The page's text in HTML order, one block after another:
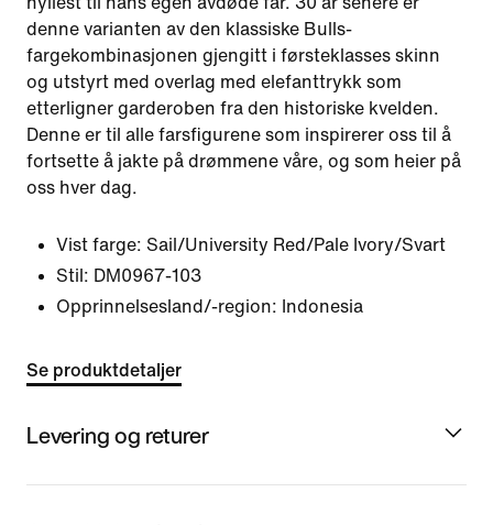
denne varianten av den klassiske Bulls-
fargekombinasjonen gjengitt i førsteklasses skinn
og utstyrt med overlag med elefanttrykk som
etterligner garderoben fra den historiske kvelden.
Denne er til alle farsfigurene som inspirerer oss til å
fortsette å jakte på drømmene våre, og som heier på
oss hver dag.
Vist farge: Sail/University Red/Pale Ivory/Svart
Stil: DM0967-103
Opprinnelsesland/-region: Indonesia
Se produktdetaljer
Levering og returer